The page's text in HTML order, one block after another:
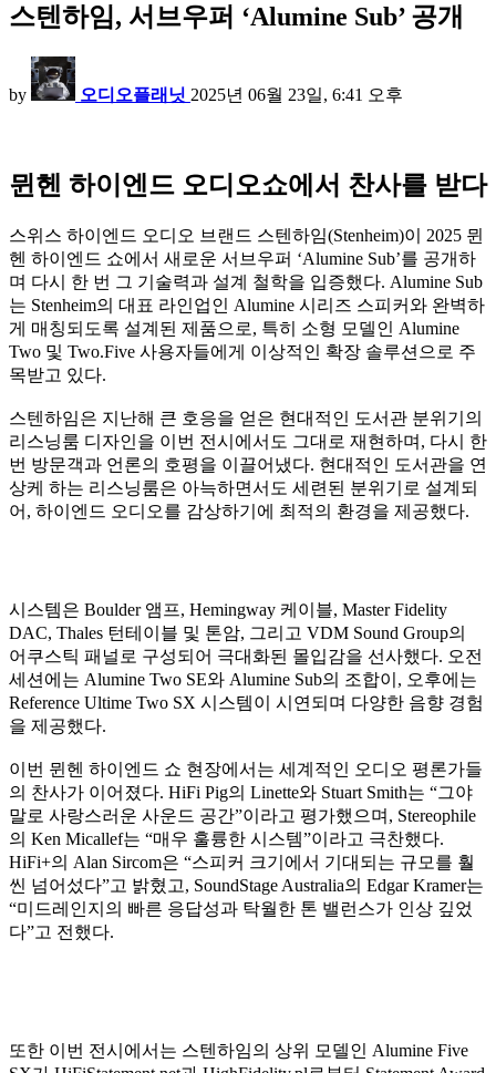
스텐하임, 서브우퍼 ‘Alumine Sub’ 공개
by 오디오플래닛 2025년 06월 23일, 6:41 오후
뮌헨 하이엔드 오디오쇼에서 찬사를 받다
스위스 하이엔드 오디오 브랜드 스텐하임(Stenheim)이 2025 뮌
헨 하이엔드 쇼에서 새로운 서브우퍼 ‘Alumine Sub’를 공개하
며 다시 한 번 그 기술력과 설계 철학을 입증했다. Alumine Sub
는 Stenheim의 대표 라인업인 Alumine 시리즈 스피커와 완벽하
게 매칭되도록 설계된 제품으로, 특히 소형 모델인 Alumine
Two 및 Two.Five 사용자들에게 이상적인 확장 솔루션으로 주
목받고 있다.
스텐하임은 지난해 큰 호응을 얻은 현대적인 도서관 분위기의
리스닝룸 디자인을 이번 전시에서도 그대로 재현하며, 다시 한
번 방문객과 언론의 호평을 이끌어냈다. 현대적인 도서관을 연
상케 하는 리스닝룸은 아늑하면서도 세련된 분위기로 설계되
어, 하이엔드 오디오를 감상하기에 최적의 환경을 제공했다.
시스템은 Boulder 앰프, Hemingway 케이블, Master Fidelity
DAC, Thales 턴테이블 및 톤암, 그리고 VDM Sound Group의
어쿠스틱 패널로 구성되어 극대화된 몰입감을 선사했다. 오전
세션에는 Alumine Two SE와 Alumine Sub의 조합이, 오후에는
Reference Ultime Two SX 시스템이 시연되며 다양한 음향 경험
을 제공했다.
이번 뮌헨 하이엔드 쇼 현장에서는 세계적인 오디오 평론가들
의 찬사가 이어졌다. HiFi Pig의 Linette와 Stuart Smith는 “그야
말로 사랑스러운 사운드 공간”이라고 평가했으며, Stereophile
의 Ken Micallef는 “매우 훌륭한 시스템”이라고 극찬했다.
HiFi+의 Alan Sircom은 “스피커 크기에서 기대되는 규모를 훨
씬 넘어섰다”고 밝혔고, SoundStage Australia의 Edgar Kramer는
“미드레인지의 빠른 응답성과 탁월한 톤 밸런스가 인상 깊었
다”고 전했다.
또한 이번 전시에서는 스텐하임의 상위 모델인 Alumine Five